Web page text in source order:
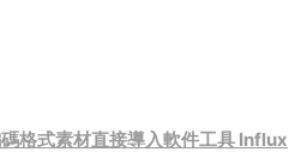
格式素材直接導入軟件工具 Influx